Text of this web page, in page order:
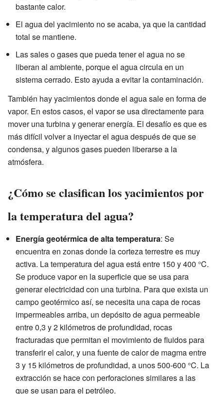
bastante calor.
El agua del yacimiento no se acaba, ya que la cantidad
total se mantiene.
Las sales o gases que pueda tener el agua no se
liberan al ambiente, porque el agua circula en un
sistema cerrado. Esto ayuda a evitar la contaminación.
También hay yacimientos donde el agua sale en forma de
vapor. En estos casos, el vapor se usa directamente para
mover una turbina y generar energía. El desafío es que es
más difícil volver a inyectar el agua después de que se
condensa, y algunos gases pueden liberarse a la
atmósfera.
¿Cómo se clasifican los yacimientos por
la temperatura del agua?
Energía geotérmica de alta temperatura: Se
encuentra en zonas donde la corteza terrestre es muy
activa. La temperatura del agua está entre 150 y 400 °C.
Se produce vapor en la superficie que se usa para
generar electricidad con una turbina. Para que exista un
campo geotérmico así, se necesita una capa de rocas
impermeables arriba, un depósito de agua permeable
entre 0,3 y 2 kilómetros de profundidad, rocas
fracturadas que permitan el movimiento de fluidos para
transferir el calor, y una fuente de calor de magma entre
3 y 15 kilómetros de profundidad, a unos 500-600 °C. La
extracción se hace con perforaciones similares a las
que se usan para el petróleo.